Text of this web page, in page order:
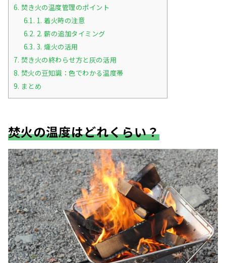
6. 焚き火の温度管理のポイント
6.1. 1. 着火時の注意
6.2. 2. 薪の追加タイミング
6.3. 3. 熾火の活用
7. 焚き火の終わらせ方と灰の活用
8. 焚火の豆知識：色でわかる温度帯
9. まとめ
焚火の温度はどれくらい？